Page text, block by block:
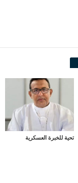
تحية للخبرة العسكرية